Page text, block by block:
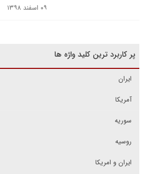
۰۹ اسفند ۱۳۹۸
پر کاربرد ترین کلید واژه ها
ایران
آمریکا
سوریه
روسیه
ایران و امریکا